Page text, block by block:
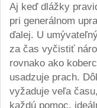
Aj keď dlážky
pri generálnom
ďalej. U
za čas vyčistiť
rovnako ako
usadzuje prach.
vyžaduje veľa
každú pomoc,